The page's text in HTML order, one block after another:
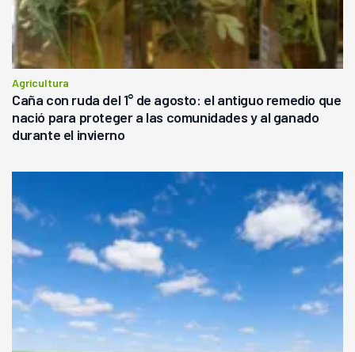
Agricultura
Caña con ruda del 1° de agosto: el antiguo remedio que
nació para proteger a las comunidades y al ganado
durante el invierno